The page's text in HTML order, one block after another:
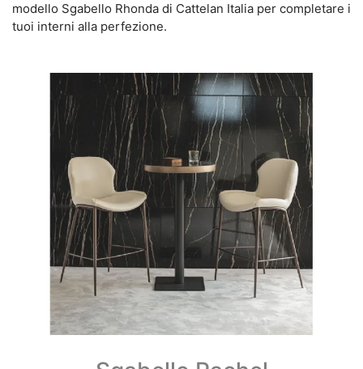
modello Sgabello Rhonda di Cattelan Italia per completare i
tuoi interni alla perfezione.